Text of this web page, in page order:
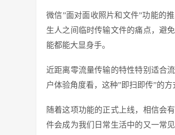
微信”面对面收照片和文件”功能的
生人之间临时传输文件的痛点，避
能都能大显身手。
近距离零流量传输的特性特别适合
户体验角度看，这种”即扫即传”的
随着这项功能的正式上线，相信会
件会成为我们日常生活中的又一常